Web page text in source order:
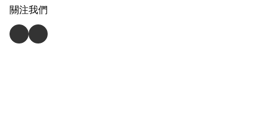
關注我們